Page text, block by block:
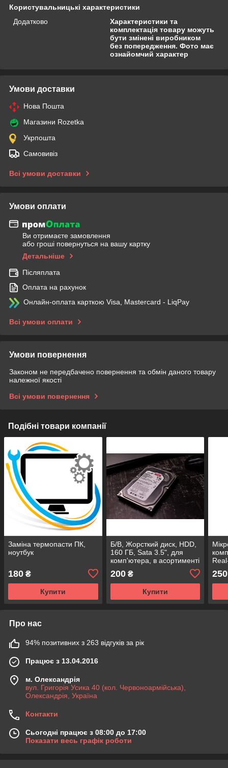
Користувальницькі характеристики
Додатково
Характеристики та
комплектація товару можуть
бути змінені виробником
без попередження. Фото має
ознайомчий характер
Умови доставки
Нова Пошта
Магазини Rozetka
Укрпошта
Самовивіз
Всі умови доставки
Умови оплати
Ви отримаєте замовлення
або гроші повернуться на вашу картку
Детальніше
Післяплата
Оплата на рахунок
Онлайн-оплата карткою Visa, Mastercard - LiqPay
Всі умови оплати
Умови повернення
Законом не передбачено повернення та обмін даного товару
належної якості
Всі умови повернення
Подібні товари компанії
Заміна термопасти ПК,
ноутбук
180 ₴
Купити
Б/В, Жорсткий диск, HDD,
160 ГБ, Sata 3.5", для
комп'ютера, в асортименті
200₴
Купити
250
Про нас
94% позитивних з 263 відгуків за рік
Працює з 13.04.2016
м. Олександрія
вул. Григорія Усика 40 (кол. Червоноармійська),
Олександрія, Україна
Контакти
Сьогодні працює з 08:00 до 17:00
Показати весь графік роботи